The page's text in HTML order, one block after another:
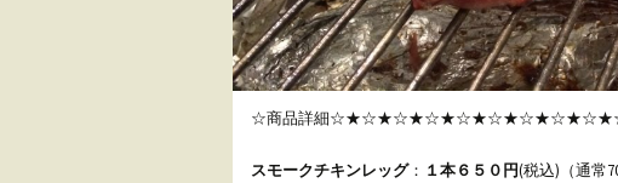
☆商品詳細
スモークチキンレッグ： １本６５０円(税込)（通常